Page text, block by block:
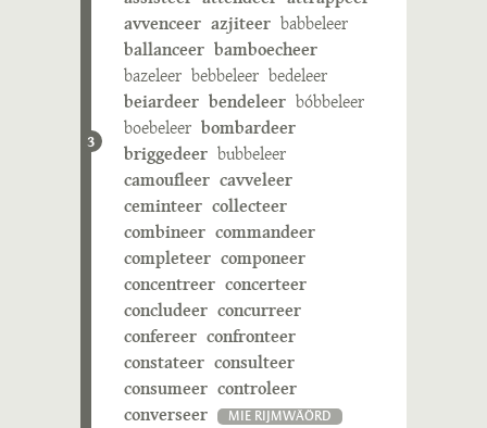
3
avvenceer azjiteer babbeleer
ballanceer bamboecheer
bazeleer bebbeleer bedeleer
beiardeer bendeleer bóbbeleer
boebeleer bombardeer
briggedeer bubbeleer
camoufleer cavveleer
ceminteer collecteer
combineer commandeer
completeer componeer
concentreer concerteer
concludeer concurreer
confereer confronteer
constateer consulteer
consumeer controleer
converseer
MIE RIJMWÄÖRD